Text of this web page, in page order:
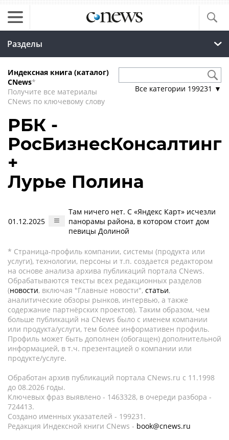
Разделы
Индексная книга (каталог)
CNews*
Получите все материалы
CNews по ключевому слову
Все категории 199231 ▼
РБК -
РосБизнесКонсалтинг
+
Лурье Полина
01.12.2025
Там ничего нет. С «Яндекс Карт» исчезли
панорамы района, в котором стоит дом
певицы Долиной
* Страница-профиль компании, системы (продукта или
услуги), технологии, персоны и т.п. создается редактором
на основе анализа архива публикаций портала CNews.
Обрабатываются тексты всех редакционных разделов
(новости, включая "Главные новости", статьи,
аналитические обзоры рынков, интервью, а также
содержание партнёрских проектов). Таким образом, чем
больше публикаций на CNews было с именем компании
или продукта/услуги, тем более информативен профиль.
Профиль может быть дополнен (обогащен) дополнительной
информацией, в т.ч. презентацией о компании или
продукте/услуге.
Обработан архив публикаций портала CNews.ru c 11.1998
до 08.2026 годы.
Ключевых фраз выявлено - 1463328, в очереди разбора -
724413.
Создано именных указателей - 199231.
Редакция Индексной книги CNews - book@cnews.ru